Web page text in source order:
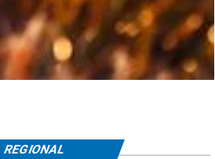
REGIONAL